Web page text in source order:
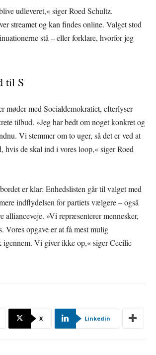
udleveret,« siger Roed Schultz.
streamet og kan findes online. Valget stod
stå – eller forklare, hvorfor jeg
til S
møder med Socialdemokratiet, efterlyser
tilbud. »Jeg har bedt om noget konkret og
Vi stemmer om to uger, så det er ved at
hvis de skal ind i vores loop,« siger Roed
er klar: Enhedslisten går til valget med
indflydelsen for partiets vælgere – også
allianceveje. »Vi repræsenterer mennesker,
Vores opgave er at få mest mulig
igennem. Vi giver ikke op,« siger Cecilie
X Linkedin